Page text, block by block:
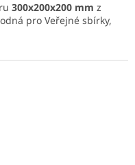
300x200x200 mm z
pro Veřejné sbírky,